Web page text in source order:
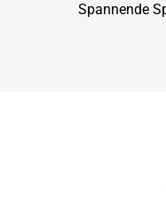
Spannende